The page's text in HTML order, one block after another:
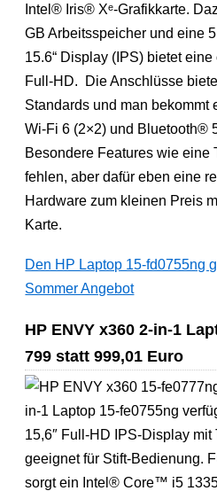
Intel® Iris® Xᵉ-Grafikkarte.
GB Arbeitsspeicher und eine
15.6“ Display (IPS) bietet
Full-HD. Die Anschlüsse
Standards und man bekommt
Wi-Fi 6 (2×2) und Bluetooth®
Besondere Features wie eine
fehlen, aber dafür eben eine
Hardware zum kleinen Preis
Karte.
Den HP Laptop 15-fd0755ng
Sommer Angebot
HP ENVY x360 2-in-1
799 statt 999,01 Euro
in-1 Laptop 15-fe0755ng
15,6″ Full-HD IPS-Display mit
geeignet für Stift-Bedienung.
sorgt ein Intel® Core™ i5